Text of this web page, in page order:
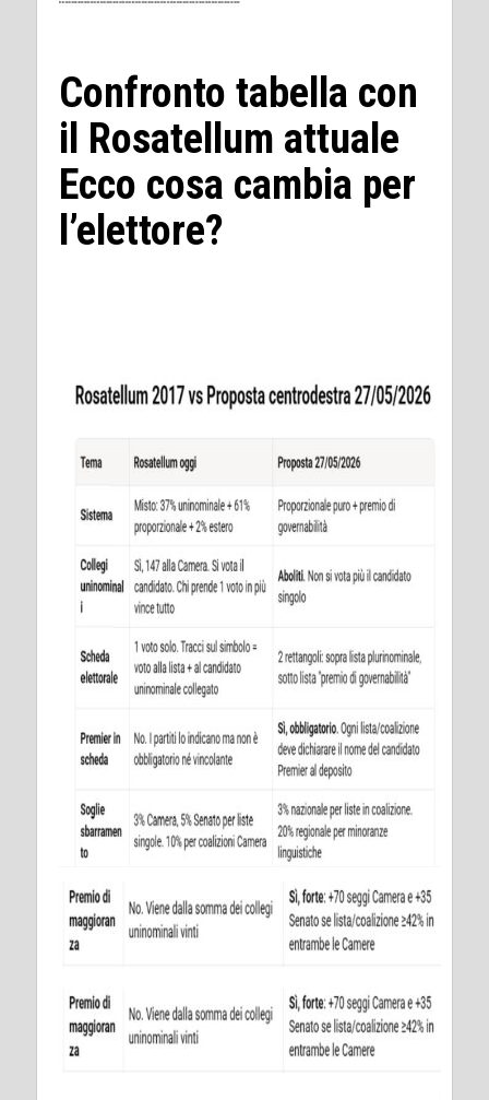
Confronto tabella con
il Rosatellum attuale
Ecco cosa cambia per
l’elettore?